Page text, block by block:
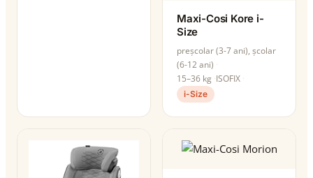
Maxi-Cosi Kore i-
Size
preșcolar (3-7 ani), școlar
(6-12 ani)
15–36 kg ISOFIX
i-Size